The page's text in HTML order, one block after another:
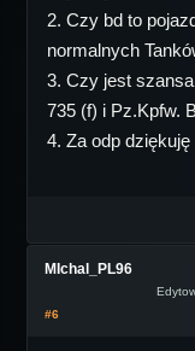
2. Czy bd to
normalnych
3. Czy jest
735 (f) i Pz.Kpfw.
4. Za odp dziękuję
MIchal_PL96
#6